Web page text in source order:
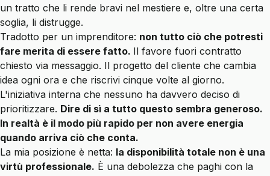
un tratto che li rende bravi nel mestiere e, oltre una certa
soglia, li distrugge.
Tradotto per un imprenditore: non tutto ciò che potresti
fare merita di essere fatto. Il favore fuori contratto
chiesto via messaggio. Il progetto del cliente che cambia
idea ogni ora e che riscrivi cinque volte al giorno.
L'iniziativa interna che nessuno ha davvero deciso di
prioritizzare. Dire di sì a tutto questo sembra generoso.
In realtà è il modo più rapido per non avere energia
quando arriva ciò che conta.
La mia posizione è netta: la disponibilità totale non è una
virtù professionale. È una debolezza che paghi con la